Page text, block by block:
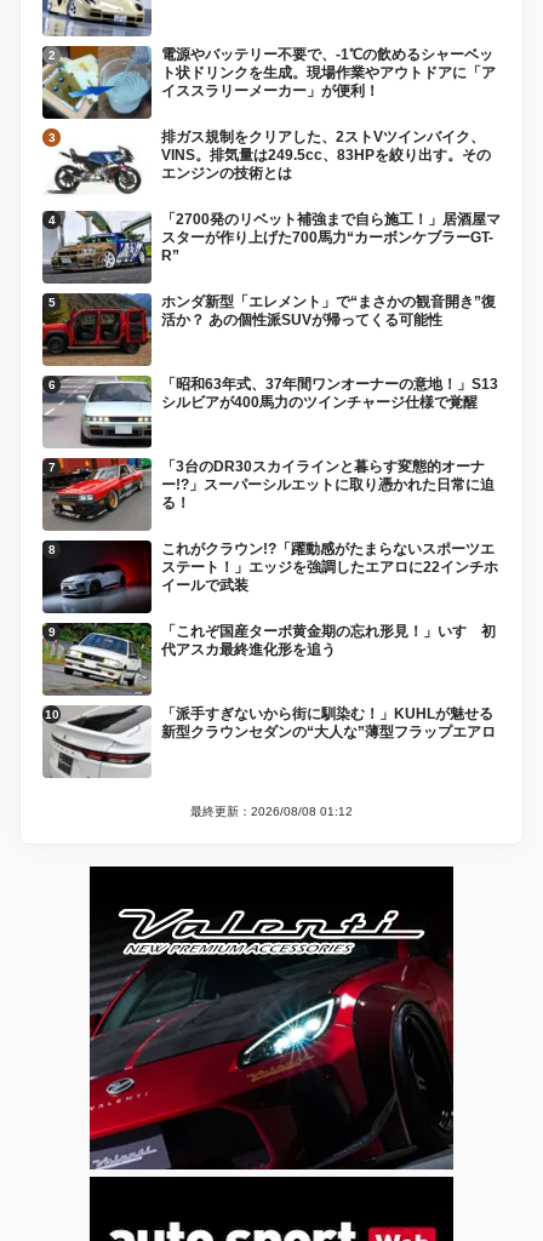
電源やバッテリー不要で、-1℃の飲めるシャーベッ
ト状ドリンクを生成。現場作業やアウトドアに「ア
イススラリーメーカー」が便利！
排ガス規制をクリアした、2ストVツインバイク、
VINS。排気量は249.5cc、83HPを絞り出す。その
エンジンの技術とは
「2700発のリベット補強まで自ら施工！」居酒屋マ
スターが作り上げた700馬力“カーボンケブラーGT-
R”
ホンダ新型「エレメント」で“まさかの観音開き”復
活か？ あの個性派SUVが帰ってくる可能性
「昭和63年式、37年間ワンオーナーの意地！」S13
シルビアが400馬力のツインチャージ仕様で覚醒
「3台のDR30スカイラインと暮らす変態的オーナ
ー!?」スーパーシルエットに取り憑かれた日常に迫
る！
これがクラウン!?「躍動感がたまらないスポーツエ
ステート！」エッジを強調したエアロに22インチホ
イールで武装
「これぞ国産ターボ黄金期の忘れ形見！」いすゞ初
代アスカ最終進化形を追う
「派手すぎないから街に馴染む！」KUHLが魅せる
新型クラウンセダンの“大人な”薄型フラップエアロ
最終更新：2026/08/08 01:12